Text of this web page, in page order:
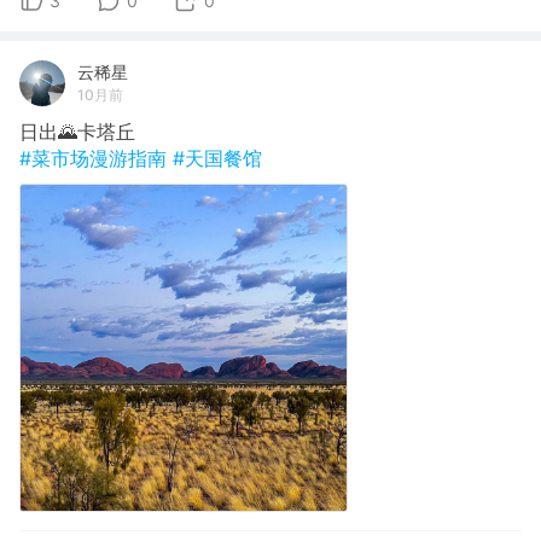
云稀星
10月前
日出🌄卡塔丘
#菜市场漫游指南 #天国餐馆